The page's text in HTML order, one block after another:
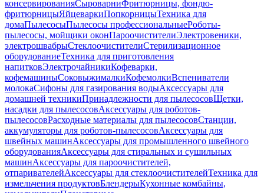
консервированияСыроварниФритюрницы, фондю-
фритюрницыЯйцеваркиПопкорницыТехника для
домаПылесосыПылесосы профессиональныеРоботы-
пылесосы, мойщики оконПароочистителиЭлектровеники,
электрошвабрыСтеклоочистителиСтерилизационное
оборудованиеТехника для приготовления
напитковЭлектрочайникиКофеварки,
кофемашиныСоковыжималкиКофемолкиВспениватели
молокаСифоны для газирования водыАксессуары для
домашней техникиПринадлежности для пылесосовЩетки,
насадки для пылесосовАксессуары для роботов-
пылесосовРасходные материалы для пылесосовСтанции,
аккумуляторы для роботов-пылесосовАксессуары для
швейных машинАксессуары для промышленного швейного
оборудованияАксессуары для стиральных и сушильных
машинАксессуары для пароочистителей,
отпаривателейАксессуары для стеклоочистителейТехника для
измельчения продуктовБлендерыКухонные комбайны,